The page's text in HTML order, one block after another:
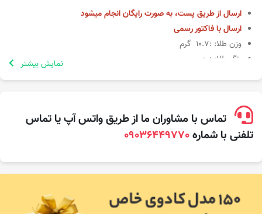
ارسال از طریق پست، به صورت رایگان انجام میشود
ارسال با فاکتور رسمی
وزن طلا: :10.7 گرم
رنگ طلا: زرد
نمایش بیشتر
تماس با مشاوران ما از طریق واتس آپ یا تماس
تلفنی با شماره09036449770